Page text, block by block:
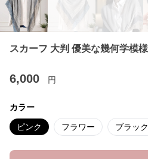
スカーフ 大判 優美な幾何学模
6,000 円
カラー
ピンク フラワー ブラック